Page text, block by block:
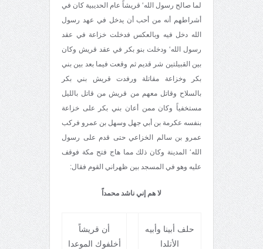
لما صالح رسول الله‘ قريشاً عام الحديبية كان في
أشراطهم أنه من أحب أن يدخل في عهد رسول
الله دخل فيه وبالعكس فدخلت خزاعة في عقد
رسول الله‘ ودخلت بنو بكر في عقد قريش وكان
بين القبيلتين شر قديم ثم وقعت فيما بعد بين بني
بكر وخزاعة مقاتلة ورفدت قريش بني بكر
بالسلاح وقاتل معهم من قريش من قاتل بالليل
مستخفياً وكان ممن أعان بني بكر على خزاعة
بنفسه عكرمة بن أبي جهل وسهل بن عمرو فركب
عمرو بن سالم الخزاعي حتى قدم على رسول
الله‘ المدينة وكان ذلك مما هاج فتح مكة فوقف
عليه وهو في المسجد بين ظهراني القوم فقال:
لا هم إني ناشد محمداً
حلف أبينا وأبيه
الأتلدا
أن قريشاً
أخلفوك الموعدا